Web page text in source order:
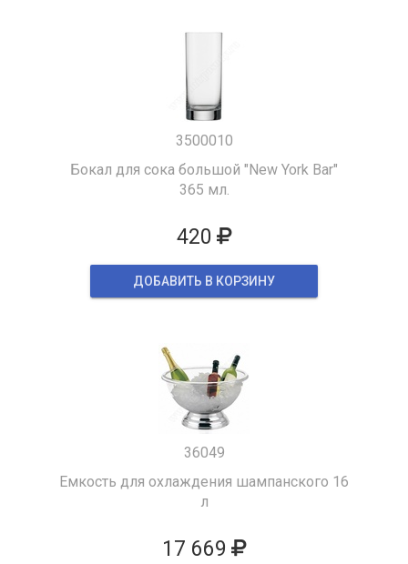
3500010
Бокал для сока большой "New York Bar"
365 мл.
420
ДОБАВИТЬ В КОРЗИНУ
36049
Емкость для охлаждения шампанского 16
л
17 669